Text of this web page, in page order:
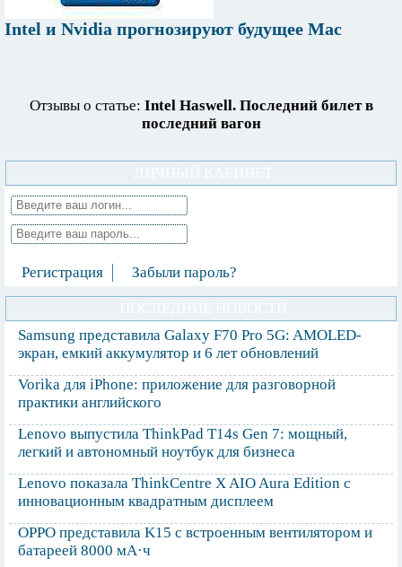
Intel и Nvidia прогнозируют будущее Mac
Отзывы о статье: Intel Haswell. Последний билет в
последний вагон
Регистрация Забыли пароль?
Samsung представила Galaxy F70 Pro 5G: AMOLED-
экран, емкий аккумулятор и 6 лет обновлений
Vorika для iPhone: приложение для разговорной
практики английского
Lenovo выпустила ThinkPad T14s Gen 7: мощный,
легкий и автономный ноутбук для бизнеса
Lenovo показала ThinkCentre X AIO Aura Edition с
инновационным квадратным дисплеем
OPPO представила K15 с встроенным вентилятором и
батареей 8000 мА·ч